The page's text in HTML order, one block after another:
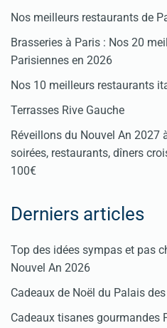
Nos meilleurs restaurants de
Brasseries à Paris : Nos 20
Parisiennes en 2026
Nos 10 meilleurs restaurants
Terrasses Rive Gauche
Réveillons du Nouvel An 2027
soirées, restaurants, dîners
100€
Derniers articles
Top des idées sympas et pas
Nouvel An 2026
Cadeaux de Noël du Palais
Cadeaux tisanes gourmandes